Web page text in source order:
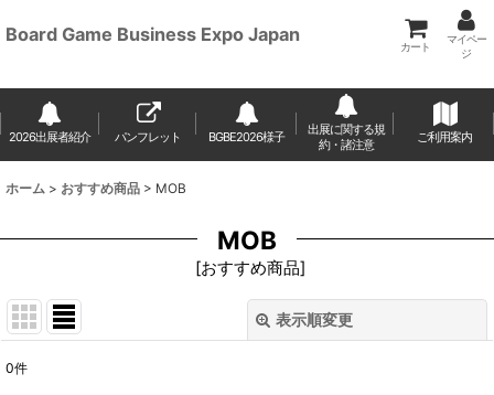
Board Game Business Expo Japan
カート
マイペー
ジ
2026出展者紹介 パンフレット BGBE2026様子
出展に関する規
約・諸注意
ご利用案内
ホーム > おすすめ商品 > MOB
MOB
[おすすめ商品]
表示順変更
0件